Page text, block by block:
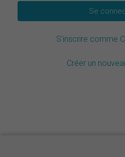
S'inscrire comme
Créer un